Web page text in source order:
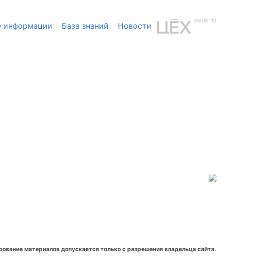
информации База знаний Новости
материалов допускается только с разрешения владельца сайта.